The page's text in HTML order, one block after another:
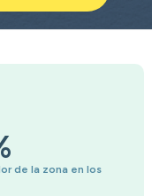
de la zona en los